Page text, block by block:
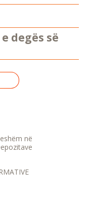
degës së
në